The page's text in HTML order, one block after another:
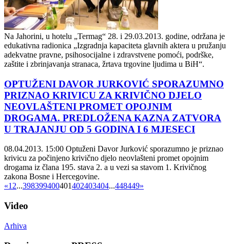
Na Jahorini, u hotelu „Termag“ 28. i 29.03.2013. godine, održana je
edukativna radionica „Izgradnja kapaciteta glavnih aktera u pružanju
adekvatne pravne, psihosocijalne i zdravstvene pomoći, podrške,
zaštite i zbrinjavanja stranaca, žrtava trgovine ljudima u BiH“.
OPTUŽENI DAVOR JURKOVIĆ SPORAZUMNO
PRIZNAO KRIVICU ZA KRIVIČNO DJELO
NEOVLAŠTENI PROMET OPOJNIM
DROGAMA. PREDLOŽENA KAZNA ZATVORA
U TRAJANJU OD 5 GODINA I 6 MJESECI
08.04.2013. 15:00 Optuženi Davor Jurković sporazumno je priznao
krivicu za počinjeno krivično djelo neovlašteni promet opojnim
drogama iz člana 195. stava 2. a u vezi sa stavom 1. Krivičnog
zakona Bosne i Hercegovine.
«12...398399400401402403404...448449»
Video
Arhiva